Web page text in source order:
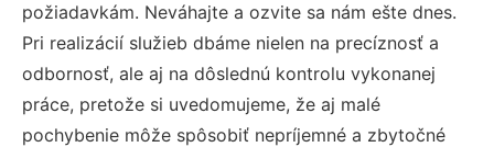
požiadavkám. Neváhajte a ozvite sa nám ešte dnes.
Pri realizácií služieb dbáme nielen na precíznosť a
odbornosť, ale aj na dôslednú kontrolu vykonanej
práce, pretože si uvedomujeme, že aj malé
pochybenie môže spôsobiť nepríjemné a zbytočné